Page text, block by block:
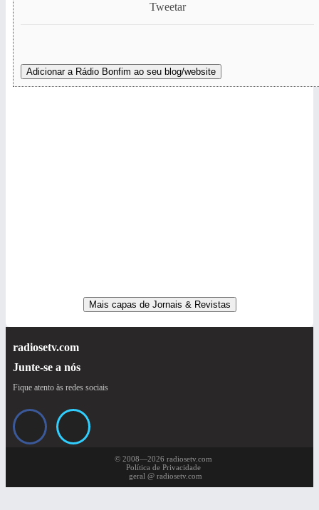
Tweetar
Adicionar a Rádio Bonfim ao seu blog/website
Mais capas de Jornais & Revistas
radiosetv.com
Junte-se a nós
Fique atento às redes sociais
© 2008—2026 radiosetv.com
Política de Privacidade
geral @ radiosetv.com